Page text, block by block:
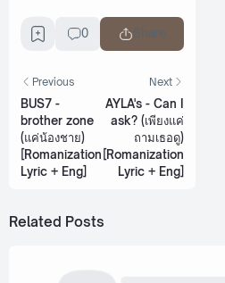
0 Share
Previous
BUS7 -
brother zone
(แค่น้องชาย)
[Romanization
Lyric + Eng]
Next
AYLA's - Can I
ask? (เพียงแค่
ถามเธอดู)
[Romanization
Lyric + Eng]
Related Posts